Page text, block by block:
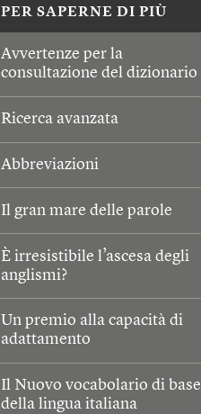
PER SAPERNE DI PIÙ
Avvertenze per la
consultazione del dizionario
Ricerca avanzata
Abbreviazioni
Il gran mare delle parole
È irresistibile l’ascesa degli
anglismi?
Un premio alla capacità di
adattamento
Il Nuovo vocabolario di base
della lingua italiana